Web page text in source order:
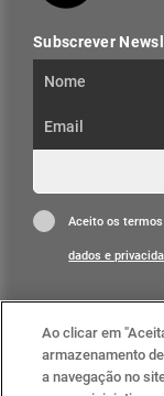
Subscrever
Aceito os
dados e
Ao clicar em
armazenamento
a navegação no